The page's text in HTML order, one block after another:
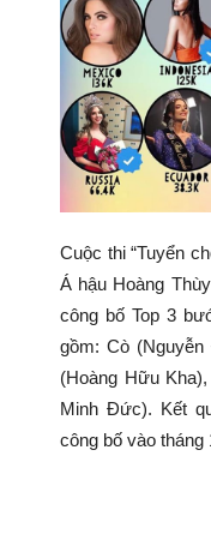
Cuộc thi “Tuyển
Á hậu Hoàng
công bố Top 3
gồm: Cò
(Hoàng Hữu
Minh Đức). Kết
công bố vào tháng